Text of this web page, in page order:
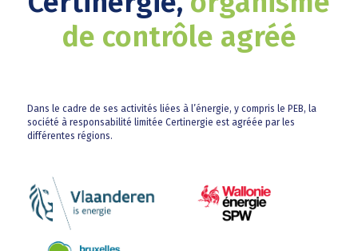
de contrôle agréé
Dans le cadre de ses activités liées à l’énergie, y compris le PEB, la
société à responsabilité limitée Certinergie est agréée par les
différentes régions.